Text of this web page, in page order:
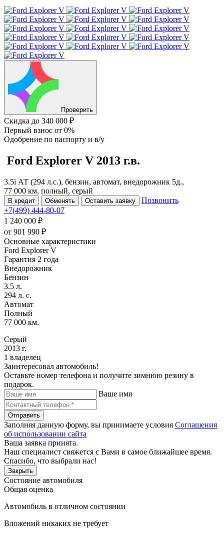
Проверить
Скидка до 340 000 ₽
Первый взнос от 0%
Одобрение по паспорту и в/у
Ford Explorer V 2013 г.в.
3.5i АТ (294 л.с.), бензин, автомат, внедорожник 5д.,
77 000 км, полный, серый
В кредит Обменять Оставить заявку
Позвонить
+7(499) 444-80-07
1 240 000 ₽
от 901 990 ₽
Основные характеристики
Ford Explorer V
Гарантия 2 года
Внедорожник
Бензин
3.5 л.
294 л. с.
Автомат
Полный
77 000 км.
Серый
2013 г.
1 владелец
Заинтересовал автомобиль!
Оставьте номер телефона и получите зимнюю резину в
подарок.
Ваше имя
Отправить
Заполняя данную форму, вы принимаете условия Соглашения
об использовании сайта
Ваша заявка принята.
Наш специалист свяжется с Вами в самое ближайшее время.
Спасибо, что выбрали нас!
Закрыть
Состояние автомобиля
Общая оценка
Автомобиль в отличном состоянии
Вложений никаких не требует